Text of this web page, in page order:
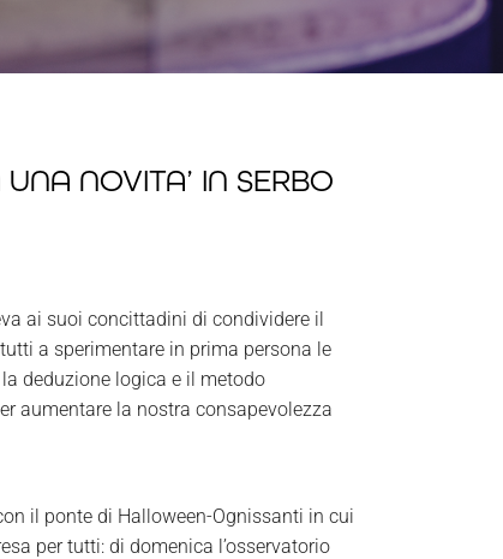
NOVITA’ IN SERBO
ai suoi concittadini di condividere il
a sperimentare in prima persona le
deduzione logica e il metodo
aumentare la nostra consapevolezza
il ponte di Halloween-Ognissanti in cui
per tutti: di domenica l’osservatorio